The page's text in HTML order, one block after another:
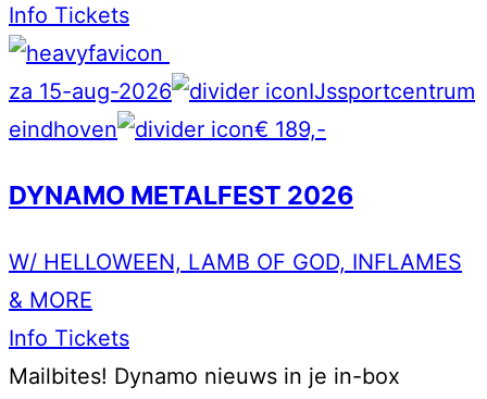
Info Tickets
za 15-aug-2026
IJssportcentrum
eindhoven
€ 189,-
DYNAMO METALFEST 2026
W/ HELLOWEEN, LAMB OF GOD, INFLAMES
& MORE
Info Tickets
Mailbites! Dynamo nieuws in je in-box